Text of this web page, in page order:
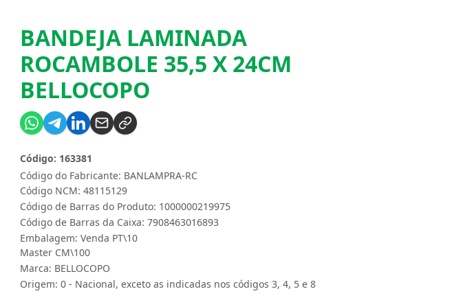
BANDEJA LAMINADA
ROCAMBOLE 35,5 X 24CM
BELLOCOPO
Código do Fabricante: BANLAMPRA-RC
Código: 163381
Código NCM: 48115129
Código de Barras do Produto: 1000000219975
Código de Barras da Caixa: 7908463016893
Embalagem: Venda PT\10
Master CM\100
Marca: BELLOCOPO
Origem: 0 - Nacional, exceto as indicadas nos códigos 3, 4, 5 e 8